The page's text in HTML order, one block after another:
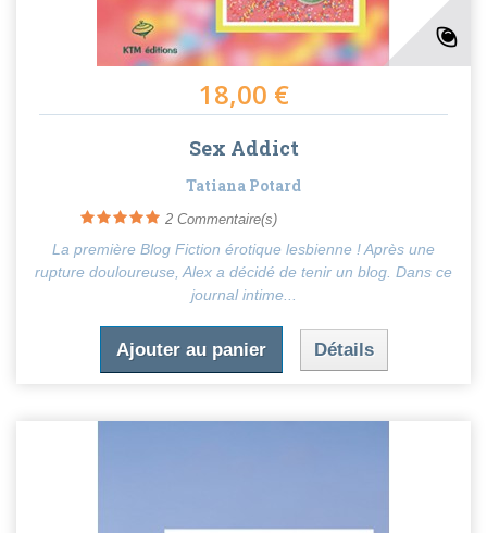
18,00 €
Sex Addict
Tatiana Potard
2 Commentaire(s)
La première Blog Fiction érotique lesbienne ! Après une
rupture douloureuse, Alex a décidé de tenir un blog. Dans ce
journal intime...
Ajouter au panier Détails